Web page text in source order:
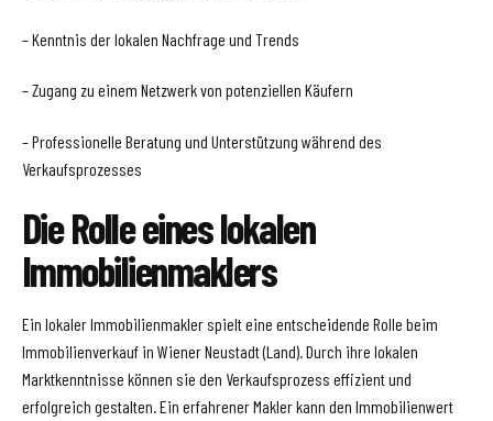
– Kenntnis der lokalen Nachfrage und Trends
– Zugang zu einem Netzwerk von potenziellen Käufern
– Professionelle Beratung und Unterstützung während des
Verkaufsprozesses
Die Rolle eines lokalen
Immobilienmaklers
Ein lokaler Immobilienmakler spielt eine entscheidende Rolle beim
Immobilienverkauf in Wiener Neustadt (Land). Durch ihre lokalen
Marktkenntnisse können sie den Verkaufsprozess effizient und
erfolgreich gestalten. Ein erfahrener Makler kann den Immobilienwert